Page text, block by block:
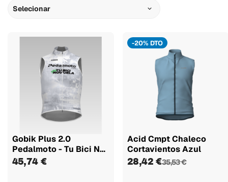
Selecionar
Gobik Plus 2.0
Pedalmoto - Tu Bici No
Vuela...
45,74 €
-20% DTO
Acid Cmpt Chaleco
Cortavientos Azul
28,42 €35,53 €